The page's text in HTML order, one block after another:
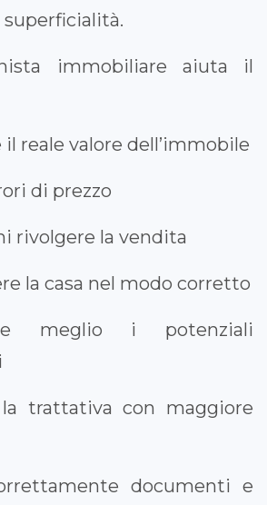
immobiliare aiuta il
il reale valore dell’immobile
di prezzo
rivolgere la vendita
la casa nel modo corretto
meglio i potenziali
trattativa con maggiore
documenti e